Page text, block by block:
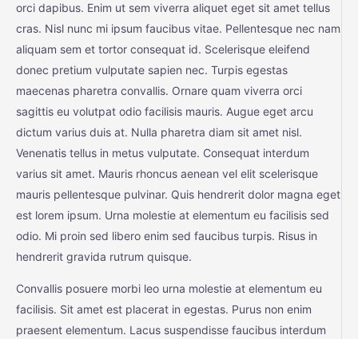
orci dapibus. Enim ut sem viverra aliquet eget sit amet tellus
cras. Nisl nunc mi ipsum faucibus vitae. Pellentesque nec nam
aliquam sem et tortor consequat id. Scelerisque eleifend
donec pretium vulputate sapien nec. Turpis egestas
maecenas pharetra convallis. Ornare quam viverra orci
sagittis eu volutpat odio facilisis mauris. Augue eget arcu
dictum varius duis at. Nulla pharetra diam sit amet nisl.
Venenatis tellus in metus vulputate. Consequat interdum
varius sit amet. Mauris rhoncus aenean vel elit scelerisque
mauris pellentesque pulvinar. Quis hendrerit dolor magna eget
est lorem ipsum. Urna molestie at elementum eu facilisis sed
odio. Mi proin sed libero enim sed faucibus turpis. Risus in
hendrerit gravida rutrum quisque.
Convallis posuere morbi leo urna molestie at elementum eu
facilisis. Sit amet est placerat in egestas. Purus non enim
praesent elementum. Lacus suspendisse faucibus interdum